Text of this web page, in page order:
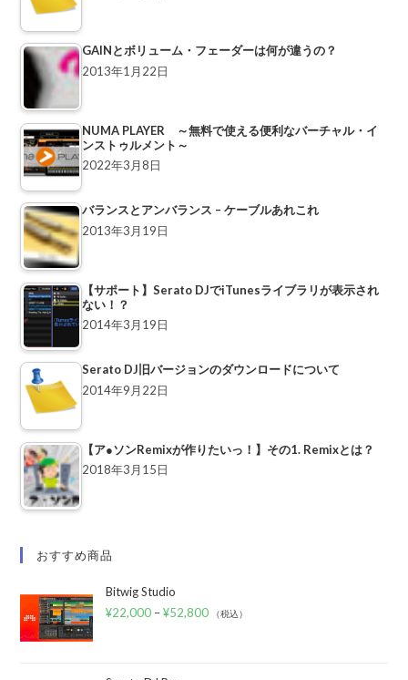
GAINとボリューム・フェーダーは何が違うの？
2013年1月22日
NUMA PLAYER ～無料で使える便利なバーチャル・イ
ンストゥルメント～
2022年3月8日
バランスとアンバランス – ケーブルあれこれ
2013年3月19日
【サポート】Serato DJでiTunesライブラリが表示され
ない！？
2014年3月19日
Serato DJ旧バージョンのダウンロードについて
2014年9月22日
【ア●ソンRemixが作りたいっ！】その1. Remixとは？
2018年3月15日
おすすめ商品
Bitwig Studio
¥22,000 –¥52,800 （税込）